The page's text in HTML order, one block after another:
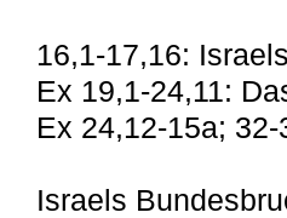
16,1-17,16:
Ex 19,1-24,11:
Ex 24,12-15a; 32-
Israels